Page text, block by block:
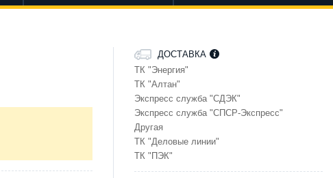
ДОСТАВКА
ТК "Энергия"
ТК "Алтан"
Экспресс служба "СДЭК"
Экспресс служба "СПСР-Экспресс"
Другая
ТК "Деловые линии"
ТК "ПЭК"